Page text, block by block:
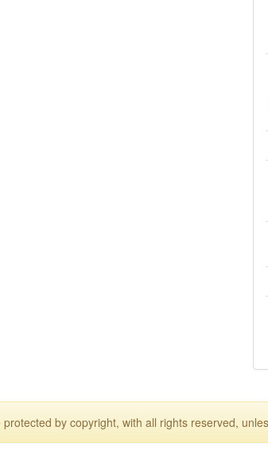
by copyright, with all rights reserved,